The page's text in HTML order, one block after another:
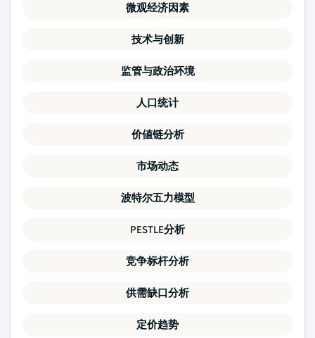
微观经济因素
技术与创新
监管与政治环境
人口统计
价値链分析
市场动态
波特尔五力模型
PESTLE分析
竞争标杆分析
供需缺口分析
定价趋势